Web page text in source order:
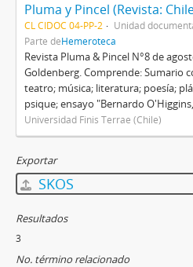
Pluma y Pincel (Revista:
CL CIDOC 04-PP-2 Unidad
Parte deHemeroteca
Revista Pluma & Pincel N°8 de
Goldenberg. Comprende: Sumario
teatro; música; literatura; poesía;
psique; ensayo "Bernardo
Universidad Finis Terrae (Chile)
Exportar
SKOS
Resultados
3
No. término relacionado